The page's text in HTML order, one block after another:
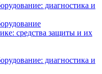
диагностика и
средства защиты и их
диагностика и